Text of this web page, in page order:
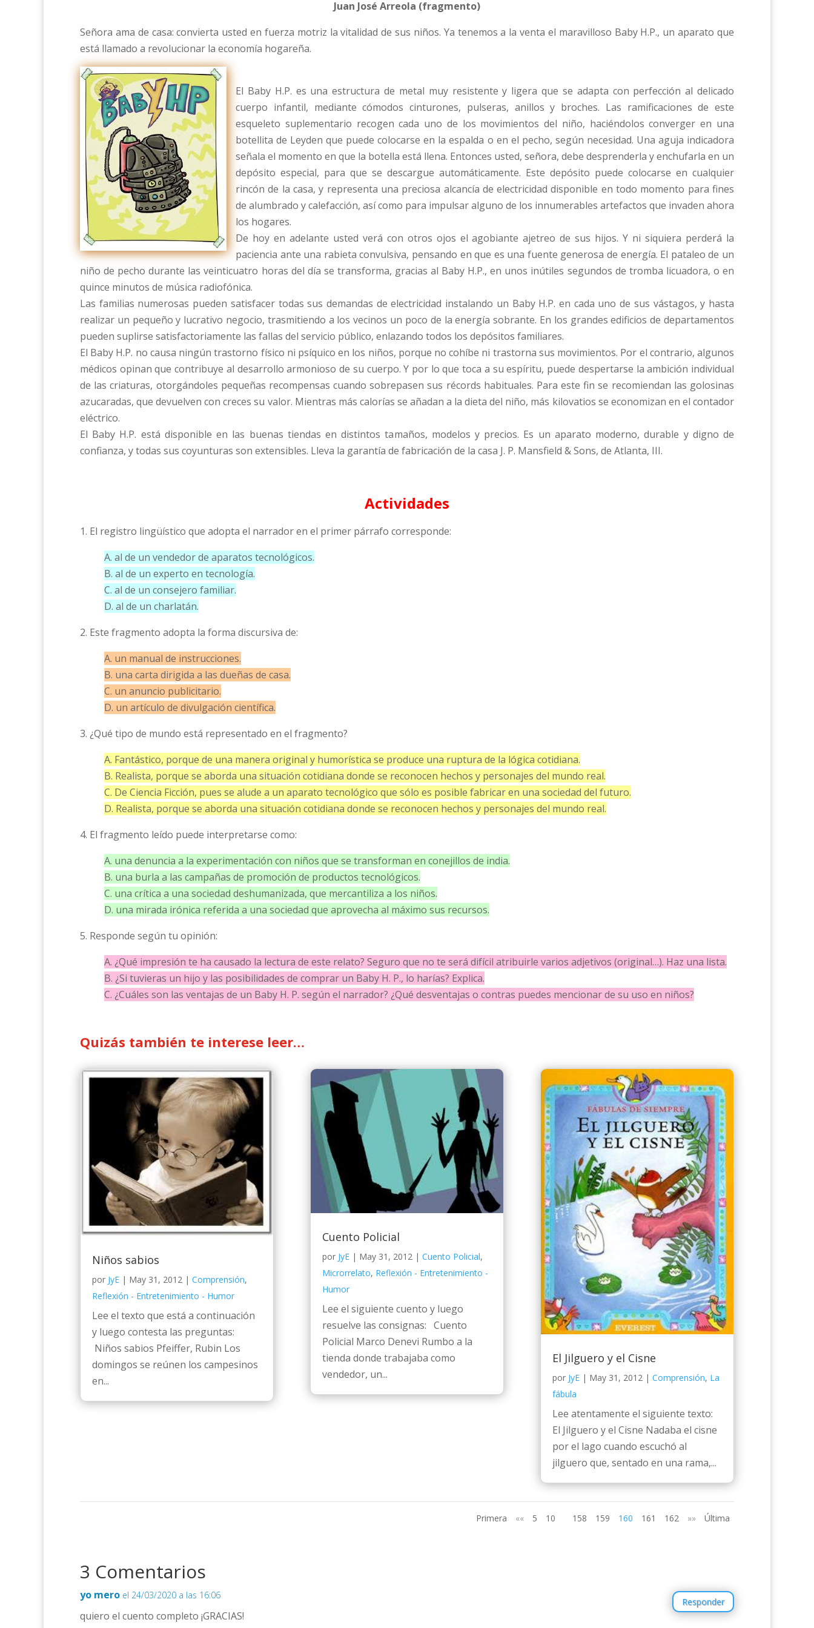
Juan José Arreola (fragmento)
Señora ama de casa: convierta usted en fuerza motriz la vitalidad de sus niños. Ya tenemos a la venta el maravilloso Baby H.P., un aparato que
está llamado a revolucionar la economía hogareña.
El Baby H.P. es una estructura de metal muy resistente y ligera que se adapta con perfección al delicado
cuerpo infantil, mediante cómodos cinturones, pulseras, anillos y broches. Las ramificaciones de este
esqueleto suplementario recogen cada uno de los movimientos del niño, haciéndolos converger en una
botellita de Leyden que puede colocarse en la espalda o en el pecho, según necesidad. Una aguja indicadora
señala el momento en que la botella está llena. Entonces usted, señora, debe desprenderla y enchufarla en un
depósito especial, para que se descargue automáticamente. Este depósito puede colocarse en cualquier
rincón de la casa, y representa una preciosa alcancía de electricidad disponible en todo momento para fines
de alumbrado y calefacción, así como para impulsar alguno de los innumerables artefactos que invaden ahora
los hogares.
De hoy en adelante usted verá con otros ojos el agobiante ajetreo de sus hijos. Y ni siquiera perderá la
paciencia ante una rabieta convulsiva, pensando en que es una fuente generosa de energía. El pataleo de un
niño de pecho durante las veinticuatro horas del día se transforma, gracias al Baby H.P., en unos inútiles segundos de tromba licuadora, o en
quince minutos de música radiofónica.
Las familias numerosas pueden satisfacer todas sus demandas de electricidad instalando un Baby H.P. en cada uno de sus vástagos, y hasta
realizar un pequeño y lucrativo negocio, trasmitiendo a los vecinos un poco de la energía sobrante. En los grandes edificios de departamentos
pueden suplirse satisfactoriamente las fallas del servicio público, enlazando todos los depósitos familiares.
El Baby H.P. no causa ningún trastorno físico ni psíquico en los niños, porque no cohíbe ni trastorna sus movimientos. Por el contrario, algunos
médicos opinan que contribuye al desarrollo armonioso de su cuerpo. Y por lo que toca a su espíritu, puede despertarse la ambición individual
de las criaturas, otorgándoles pequeñas recompensas cuando sobrepasen sus récords habituales. Para este fin se recomiendan las golosinas
azucaradas, que devuelven con creces su valor. Mientras más calorías se añadan a la dieta del niño, más kilovatios se economizan en el contador
eléctrico.
El Baby H.P. está disponible en las buenas tiendas en distintos tamaños, modelos y precios. Es un aparato moderno, durable y digno de
confianza, y todas sus coyunturas son extensibles. Lleva la garantía de fabricación de la casa J. P. Mansfield & Sons, de Atlanta, III.
Actividades
1. El registro lingüístico que adopta el narrador en el primer párrafo corresponde:
A. al de un vendedor de aparatos tecnológicos.
B. al de un experto en tecnología.
C. al de un consejero familiar.
D. al de un charlatán.
2. Este fragmento adopta la forma discursiva de:
A. un manual de instrucciones.
B. una carta dirigida a las dueñas de casa.
C. un anuncio publicitario.
D. un artículo de divulgación científica.
3. ¿Qué tipo de mundo está representado en el fragmento?
A. Fantástico, porque de una manera original y humorística se produce una ruptura de la lógica cotidiana.
B. Realista, porque se aborda una situación cotidiana donde se reconocen hechos y personajes del mundo real.
C. De Ciencia Ficción, pues se alude a un aparato tecnológico que sólo es posible fabricar en una sociedad del futuro.
D. Realista, porque se aborda una situación cotidiana donde se reconocen hechos y personajes del mundo real.
4. El fragmento leído puede interpretarse como:
A. una denuncia a la experimentación con niños que se transforman en conejillos de india.
B. una burla a las campañas de promoción de productos tecnológicos.
C. una crítica a una sociedad deshumanizada, que mercantiliza a los niños.
D. una mirada irónica referida a una sociedad que aprovecha al máximo sus recursos.
5. Responde según tu opinión:
A. ¿Qué impresión te ha causado la lectura de este relato? Seguro que no te será difícil atribuirle varios adjetivos (original…). Haz una lista.
B. ¿Si tuvieras un hijo y las posibilidades de comprar un Baby H. P., lo harías? Explica.
C. ¿Cuáles son las ventajas de un Baby H. P. según el narrador? ¿Qué desventajas o contras puedes mencionar de su uso en niños?
Quizás también te interese leer…
Niños sabios
por JyE | May 31, 2012 | Comprensión,
Reflexión - Entretenimiento - Humor
Lee el texto que está a continuación
y luego contesta las preguntas:
Niños sabios Pfeiffer, Rubin Los
domingos se reúnen los campesinos
en...
Cuento Policial
por JyE| May 31, 2012 | Cuento Policial,
Microrrelato, Reflexión - Entretenimiento -
Humor
Lee el siguiente cuento y luego
resuelve las consignas: Cuento
Policial Marco Denevi Rumbo a la
tienda donde trabajaba como
vendedor, un...
El Jilguero y el Cisne
por JyE| May 31, 2012| Comprensión, La
fábula
Lee atentamente el siguiente texto:
El Jilguero y el Cisne Nadaba el cisne
por el lago cuando escuchó al
jilguero que, sentado en una rama,...
Primera «« 5 10 158 159 160 161 162 »» Última
3 Comentarios
yo mero el 24/03/2020 a las 16:06
quiero el cuento completo ¡GRACIAS!
Responder